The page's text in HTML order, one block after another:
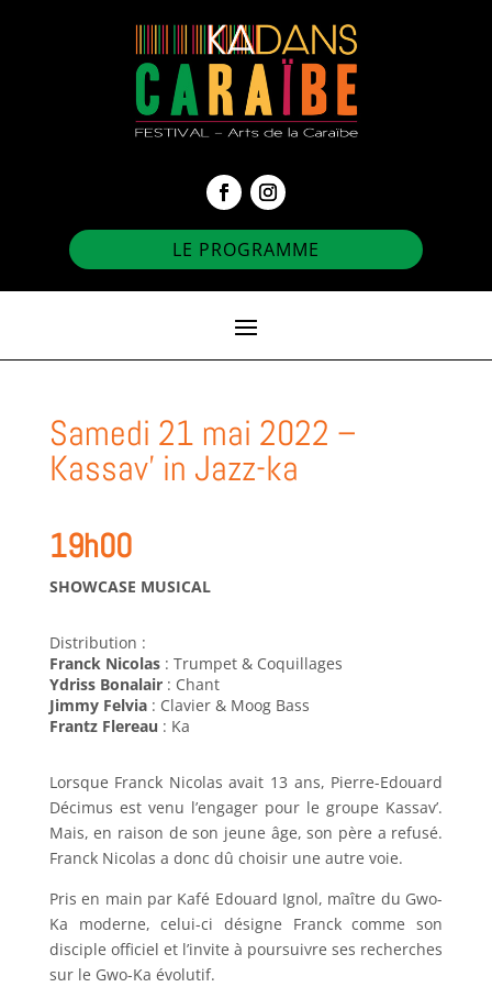
LE PROGRAMME
Samedi 21 mai 2022 –
Kassav’ in Jazz-ka
19h00
SHOWCASE MUSICAL
Distribution :
Franck Nicolas: Trumpet & Coquillages
Ydriss Bonalair: Chant
Jimmy Felvia: Clavier & Moog Bass
Frantz Flereau : Ka
Lorsque Franck Nicolas avait 13 ans, Pierre-Edouard
Décimus est venu l’engager pour le groupe Kassav’.
Mais, en raison de son jeune âge, son père a refusé.
Franck Nicolas a donc dû choisir une autre voie.
Pris en main par Kafé Edouard Ignol, maître du Gwo-
Ka moderne, celui-ci désigne Franck comme son
disciple officiel et l’invite à poursuivre ses recherches
sur le Gwo-Ka évolutif.